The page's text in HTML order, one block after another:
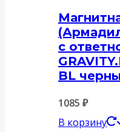
с
BL
1085 ₽
В корзину